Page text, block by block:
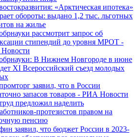
«Арктическая ипотека»
обороты: выдано 1,2 тыс. льготных
на жилье
рассмотрит запрос об
стипендий до уровня МРОТ -
В Нижнем Новгороде в июне
XI Всероссийский съезд молодых
заявил, что в России
запасов товаров - РИА Новости
предложил наделить
протезистов правом на
пенсию
заявил, что бюджет России в 2023-